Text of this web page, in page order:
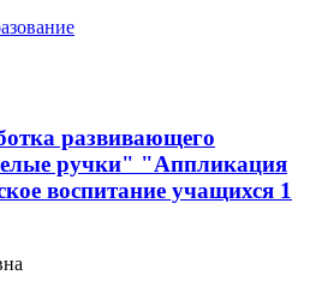
развивающего
ручки" "Аппликация
воспитание учащихся 1